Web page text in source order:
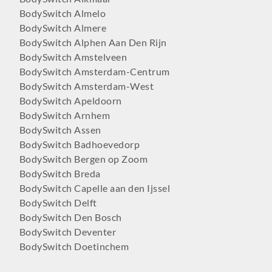
BodySwitch Almelo
BodySwitch Almere
BodySwitch Alphen Aan Den Rijn
BodySwitch Amstelveen
BodySwitch Amsterdam-Centrum
BodySwitch Amsterdam-West
BodySwitch Apeldoorn
BodySwitch Arnhem
BodySwitch Assen
BodySwitch Badhoevedorp
BodySwitch Bergen op Zoom
BodySwitch Breda
BodySwitch Capelle aan den Ijssel
BodySwitch Delft
BodySwitch Den Bosch
BodySwitch Deventer
BodySwitch Doetinchem